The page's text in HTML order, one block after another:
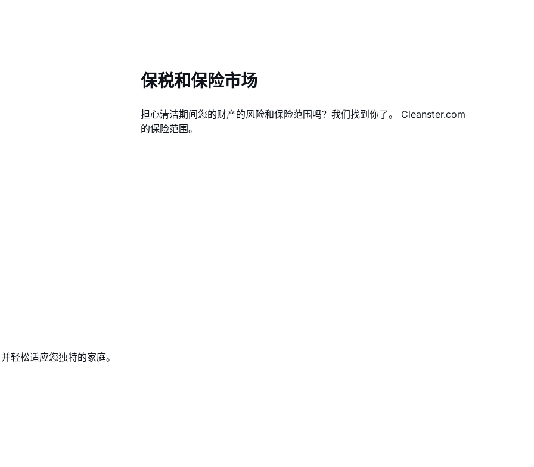
保税和保险市场
担心清洁期间您的财产的风险和保险范围吗？我们找到你了。 Cleanster.com
的保险范围。
轻松适应您独特的家庭。